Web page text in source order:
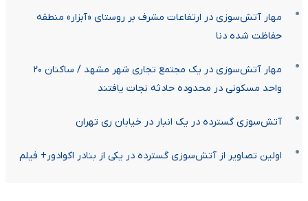
مهار آتش‌سوزی در ارتفاعات مشرف بر روستای «آبزار» منطقه
حفاظت شده دنا
مهار آتش‌سوزی در یک مجتمع تجاری شهر مشهد / ساکنان ۲۰
واحد مسکونی در محدوده حادثه نجات یافتند
آتش‌سوزی گسترده در یک انبار در خیابان ری تهران
اولین تصاویر از آتش‌سوزی گسترده در یکی از بنادر اکوادور+ فیلم